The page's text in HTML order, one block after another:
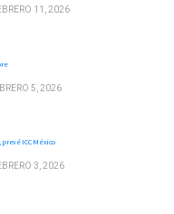
11, 2026
5, 2026
prevé ICC México
3, 2026